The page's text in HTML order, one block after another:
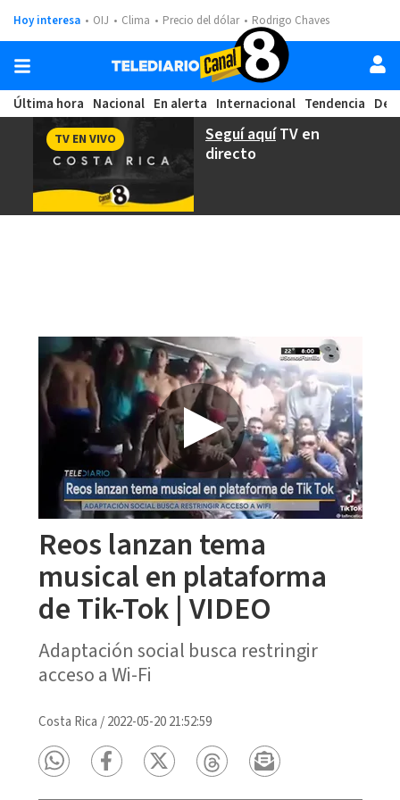
Hoy interesa OIJ Clima Precio del dólar Rodrigo Chaves
Última hora Nacional En alerta Internacional Tendencia
Seguí aquíTV en
directo
TV EN VIVO
Reos lanzan tema
musical en plataforma
de Tik-Tok | VIDEO
Adaptación social busca restringir
acceso a Wi-Fi
Costa Rica /2022-05-20 21:52:59